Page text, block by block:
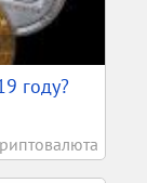
году?